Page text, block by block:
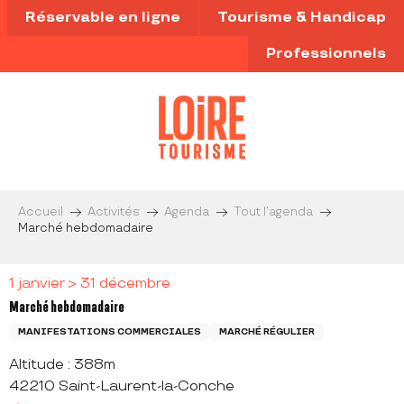
Aller
au
principal
Réservable en ligne Tourisme & Handicap
Professionnels
Accueil Activités Agenda
Tout l’agenda
Marché hebdomadaire
1 janvier > 31 décembre
Marché hebdomadaire
MANIFESTATIONS COMMERCIALES MARCHÉ RÉGULIER
Altitude : 388m
42210 Saint-Laurent-la-Conche